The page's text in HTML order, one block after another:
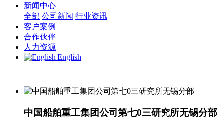
新闻中心
全部 公司新闻 行业资讯
客户案例
合作伙伴
人力资源
English
中国船舶重工集团公司第七0三研究所无锡分部